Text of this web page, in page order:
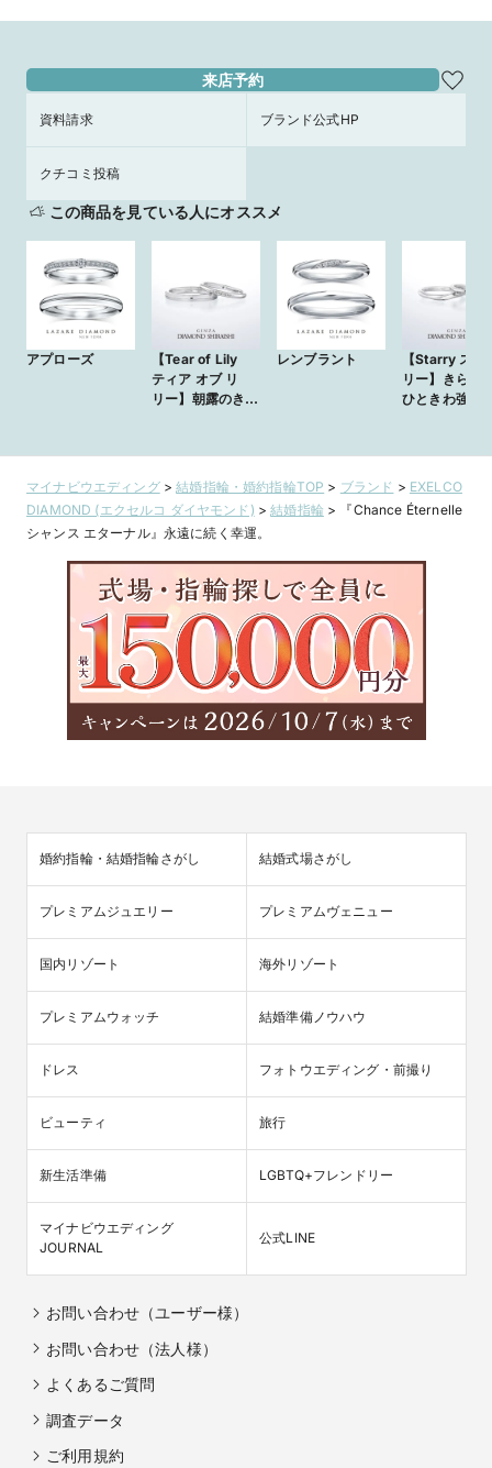
来店予約
資料請求 ブランド公式HP
クチコミ投稿
この商品を見ている人にオススメ
アプローズ
【Tear of Lily
ティア オブ リ
リー】朝露のきら
レンブラント
【Starry スタ
リー】きらめ
ひときわ強い
マイナビウエディング>結婚指輪・婚約指輪TOP > ブランド > EXELCO
DIAMOND (エクセルコ ダイヤモンド) >結婚指輪 >
『Chance Éternelle
シャンス エターナル』永遠に続く幸運。
婚約指輪・結婚指輪さがし 結婚式場さがし
プレミアムジュエリー プレミアムヴェニュー
国内リゾート 海外リゾート
プレミアムウォッチ 結婚準備ノウハウ
ドレス フォトウエディング・前撮り
ビューティ 旅行
新生活準備 LGBTQ+フレンドリー
マイナビウエディング
JOURNAL
公式LINE
お問い合わせ（ユーザー様）
お問い合わせ（法人様）
よくあるご質問
調査データ
ご利用規約